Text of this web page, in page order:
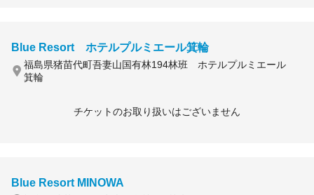
Blue Resort ホテルプルミエール箕輪
福島県猪苗代町吾妻山国有林194林班 ホテルプルミエール
箕輪
チケットのお取り扱いはございません
Blue Resort MINOWA